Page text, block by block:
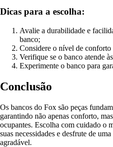
Dicas para a escolha:
Avalie a durabilidade e
banco;
Considere o nível de conforto
Verifique se o banco atende
Experimente o banco para
Conclusão
Os bancos do Fox são peças
garantindo não apenas conforto,
ocupantes. Escolha com cuidado o
suas necessidades e desfrute de
agradável.